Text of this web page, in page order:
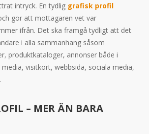
intryck. En tydlig grafisk profil
gör att mottagaren vet var
ifrån. Det ska framgå tydligt att det
i alla sammanhang såsom
produktkataloger, annonser både i
visitkort, webbsida, sociala media,
– MER ÄN BARA